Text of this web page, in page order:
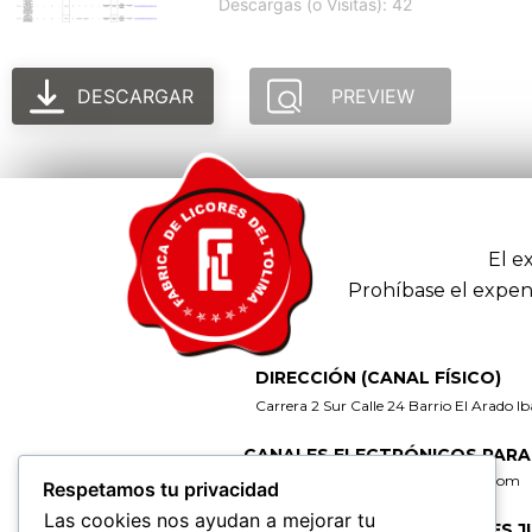
DESCARGAR PREVIEW
El
Prohíbase el
DIRECCIÓN (CANAL FÍSICO)
Carrera 2 Sur Calle 24 Barrio El Arado
CANALES ELECTRÓNICOS
gerencia@fabricadelicoresdeltolima.com
Respetamos tu privacidad
Las cookies nos ayudan a mejorar tu